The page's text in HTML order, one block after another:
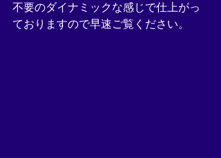
不要のダイナミックな感じで仕上がっ
ておりますので早速ご覧ください。